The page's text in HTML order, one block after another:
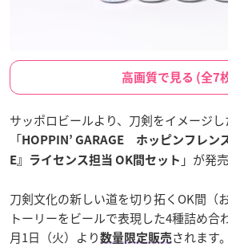
高画質で見る (全7
サッポロビールより、刀剣をイメージ
「HOPPIN’ GARAGE ホッピンフレ
E』ライセンス担当 OK間セット 」が発
刀剣文化の新しい道を切り拓くOK間（
トーリーをビールで表現した4種詰め合
月1日（火）より 数量限定販売 されます。